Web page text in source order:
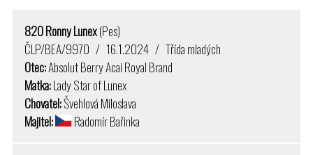
820 Ronny Lunex(Pes)
ČLP/BEA/9970 / 16.1.2024 / Třída mladých
Otec:Absolut Berry Acai Royal Brand
Matka:Lady Star of Lunex
Chovatel:Švehlová Miloslava
Majitel:
Radomír Bařinka